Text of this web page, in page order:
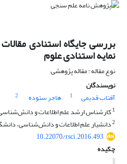
بررسی جایگاه استنادی
نمایه استنادی علوم
نوع مقاله : مقاله پژوهشی
نویسندگان
آفتاب قدیمی
1 هاجر ستوده
2
1کارشناس ارشد علم اطلاعات و
2دانشیار علم اطلاعات و دانش‌شناسی،
10.22070/rsci.2016.493
چکیده